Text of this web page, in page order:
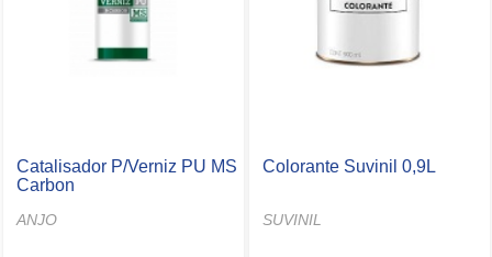
Catalisador P/Verniz PU MS
Carbon
ANJO
Colorante Suvinil 0,9L
SUVINIL